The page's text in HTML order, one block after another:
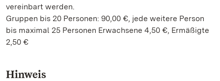
vereinbart werden.
Gruppen bis 20 Personen: 90,00 €, jede weitere Person
bis maximal 25 Personen Erwachsene 4,50 €, Ermäßigte
2,50 €
Hinweis